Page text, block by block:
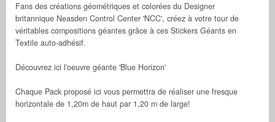
Fans des créations géométriques et colorées du Designer
britannique Neasden Control Center 'NCC', créez à votre tour de
véritables compositions géantes grâce à ces Stickers Géants en
Textile auto-adhésif.
Découvrez ici l'oeuvre géante 'Blue Horizon'
Chaque Pack proposé ici vous permettra de réaliser une fresque
horizontale de 1,20m de haut par 1,20 m de large!